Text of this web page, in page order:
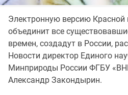
Электронную версию Красной
объединит все
времен, создадут в России,
Новости директор Единого
Минприроды России ФГБУ
Александр Закондырин.